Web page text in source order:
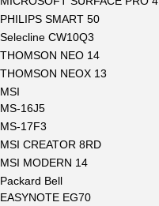
PHILIPS SMART 50
Selecline CW10Q3
THOMSON NEO 14
THOMSON NEOX 13
MSI
MS-16J5
MS-17F3
MSI CREATOR 8RD
MSI MODERN 14
Packard Bell
EASYNOTE EG70